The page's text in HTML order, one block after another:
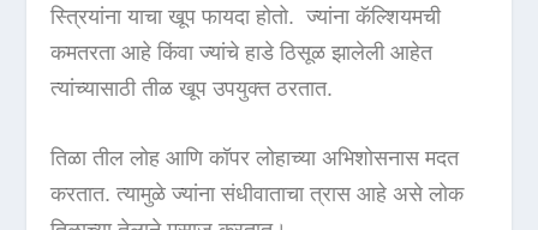
स्त्रियांना याचा खूप फायदा होतो. ज्यांना कॅल्शियमची
कमतरता आहे किंवा ज्यांचे हाडे ठिसूळ झालेली आहेत
त्यांच्यासाठी तीळ खूप उपयुक्त ठरतात.
तिळा तील लोह आणि कॉपर लोहाच्या अभिशोसनास मदत
करतात. त्यामुळे ज्यांना संधीवाताचा त्रास आहे असे लोक